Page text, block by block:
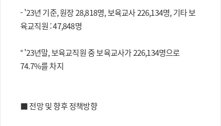
- '23년 기준, 원장 28,818명, 보육교사 226,134명, 기타 보
육교직원 : 47,848명
° '23년말, 보육교직원 중 보육교사가 226,134명으로
74.7%를 차지
■ 전망 및 향후 정책방향